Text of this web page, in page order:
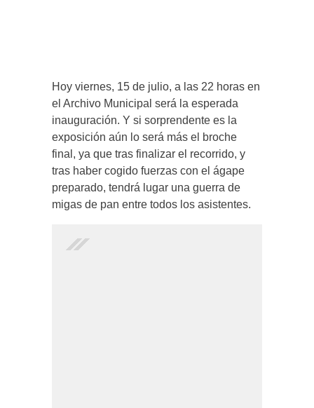
Hoy viernes, 15 de julio, a las 22 horas en
el Archivo Municipal será la esperada
inauguración. Y si sorprendente es la
exposición aún lo será más el broche
final, ya que tras finalizar el recorrido, y
tras haber cogido fuerzas con el ágape
preparado, tendrá lugar una guerra de
migas de pan entre todos los asistentes.